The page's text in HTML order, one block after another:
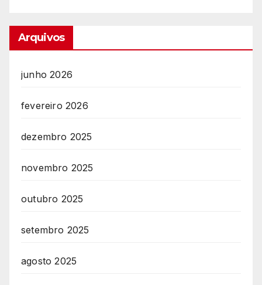
Arquivos
junho 2026
fevereiro 2026
dezembro 2025
novembro 2025
outubro 2025
setembro 2025
agosto 2025